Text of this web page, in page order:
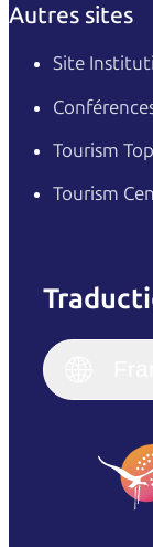
Autres sites
Site
Tourism
Tourism
English